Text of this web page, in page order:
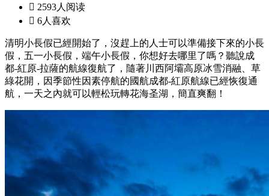
 2593人阅读
 6人喜欢
清明小長假已經開始了，沒趕上的人士可以準備接下來的小長
假，五一小長假，端午小長假，你想好去哪里了嗎？聽說成
都-紅原-拉薩的航線復航了，隨著川西阿壩高原冰雪消融、草
綠花開，因季節性因素停航的國航成都-紅原航線已經恢復通
航，一天之內就可以輕松玩轉花海圣湖，簡直爽翻！